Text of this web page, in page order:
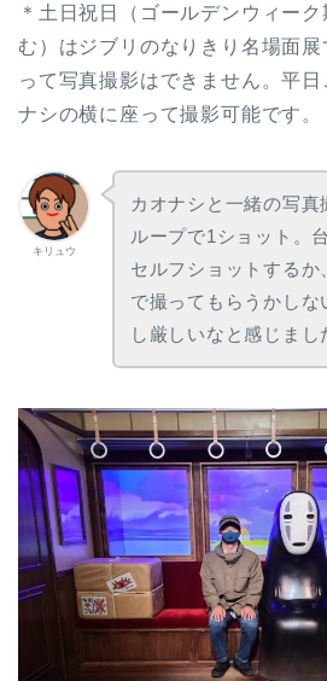
＊土日祝日（ゴールデンウィー
む）はジブリのなりきり名場面
って写真撮影はできません。平
ナシの横に座って撮影可能です。
キリュウ
カオナシと一緒の写
ループで1ショット。
セルフショットするか
で撮ってもらうかし
し厳しいなと感じまし